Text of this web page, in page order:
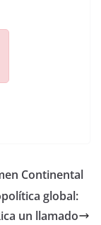
Continental
global:
un llamado